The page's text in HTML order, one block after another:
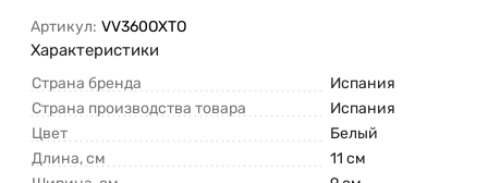
Артикул: VV360OXTO
Характеристики
Страна бренда
Испания
Страна производства товара
Испания
Цвет
Белый
Длина, см
11 см